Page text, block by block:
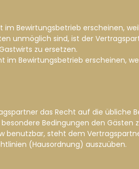
im Bewirtungsbetrieb erscheinen,
unmöglich sind, ist der
zu ersetzen.
im Bewirtungsbetrieb erscheinen,
das Recht auf die übliche
Bedingungen den Gästen
benutzbar, steht dem
(Hausordnung) auszuüben.